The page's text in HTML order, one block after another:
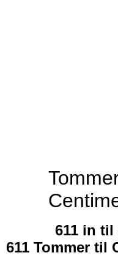
611 in til
611 Tommer til